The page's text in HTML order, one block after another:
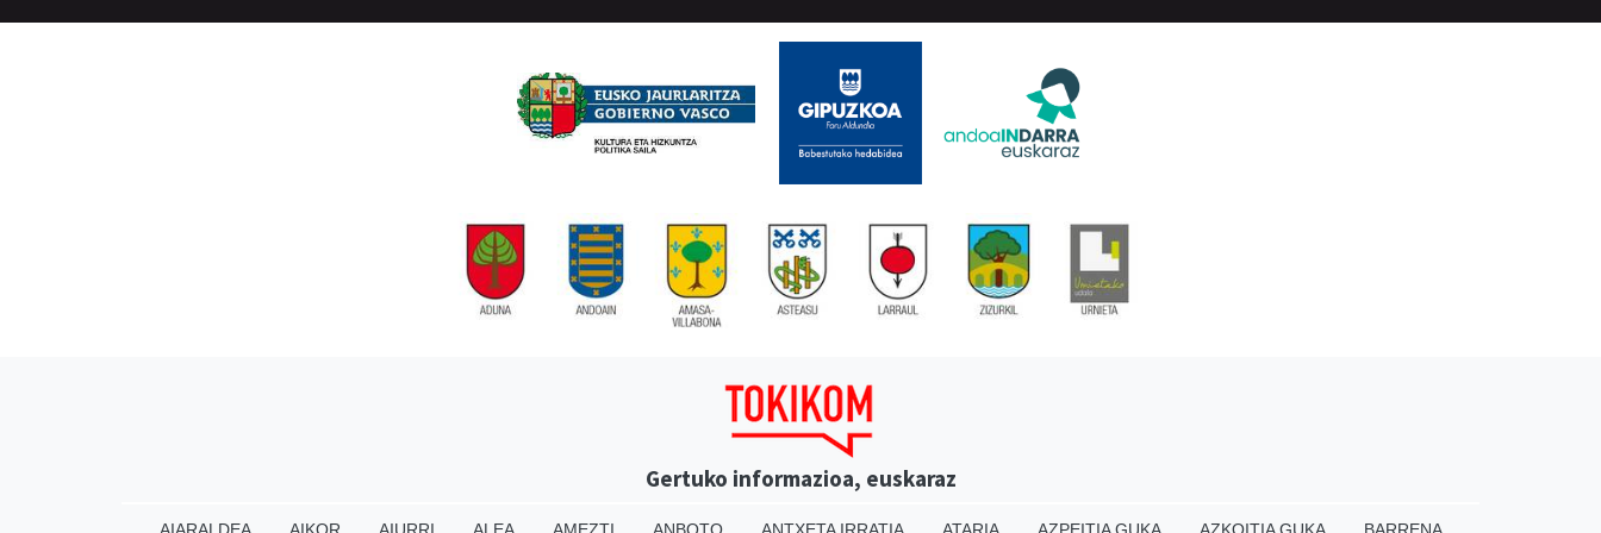
Gertuko informazioa, euskaraz